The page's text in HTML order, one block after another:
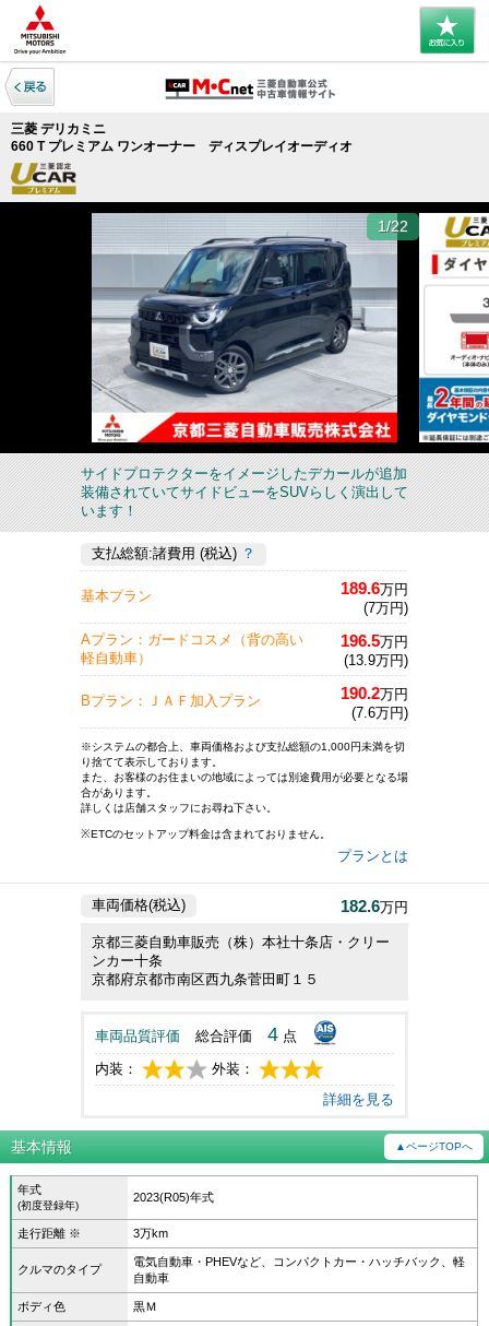
三菱 デリカミニ
660 T プレミアム ワンオーナー ディスプレイオーディオ
1/22
サイドプロテクターをイメージしたデカールが追加
装備されていてサイドビューをSUVらしく演出して
います！
支払総額:諸費用 (税込) ？
基本プラン 189.6万円
(7万円)
Aプラン：ガードコスメ（背の高い
軽自動車）
196.5万円
(13.9万円)
Bプラン：ＪＡＦ加入プラン 190.2万円
(7.6万円)
※システムの都合上、車両価格および支払総額の1,000円未満を切
り捨てて表示しております。
また、お客様のお住まいの地域によっては別途費用が必要となる場
合があります。
詳しくは店舗スタッフにお尋ね下さい。
※ETCのセットアップ料金は含まれておりません。
プランとは
車両価格(税込) 182.6万円
京都三菱自動車販売（株）本社十条店・クリー
ンカー十条
京都府京都市南区西九条菅田町１５
車両品質評価 総合評価 4 点
内装：
外装：
詳細を見る
基本情報 ▲ページTOPへ
年式
(初度登録年)
2023(R05)年式
走行距離 ※ 3万km
クルマのタイプ
電気自動車・PHEVなど、コンパクトカー・ハッチバック、軽
自動車
ボディ色 黒Ｍ